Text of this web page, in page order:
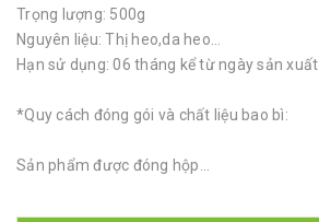
Trọng lượng: 500g
Nguyên liệu: Thị heo,da heo...
Hạn sử dụng: 06 tháng kể từ ngày sản xuất
*Quy cách đóng gói và chất liệu bao bì:
Sản phẩm được đóng hộp...